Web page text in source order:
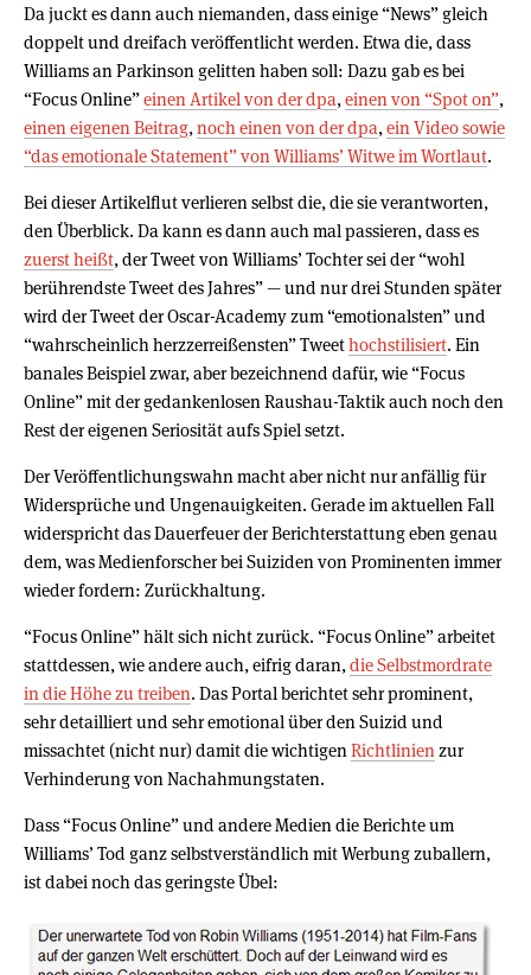
Da juckt es dann auch niemanden, dass einige “News” gleich
doppelt und dreifach veröffentlicht werden. Etwa die, dass
Williams an Parkinson gelitten haben soll: Dazu gab es bei
“Focus Online”einen Artikel von der dpa, einen von “Spot on”,
einen eigenen Beitrag, noch einen von der dpa, ein Video sowie
“das emotionale Statement” von Williams’ Witwe im Wortlaut.
Bei dieser Artikelflut verlieren selbst die, die sie verantworten,
den Überblick. Da kann es dann auch mal passieren, dass es
zuerst heißt, der Tweet von Williams’ Tochter sei der “wohl
berührendste Tweet des Jahres” — und nur drei Stunden später
wird der Tweet der Oscar-Academy zum “emotionalsten” und
“wahrscheinlich herzzerreißensten” Tweethochstilisiert. Ein
banales Beispiel zwar, aber bezeichnend dafür, wie “Focus
Online” mit der gedankenlosen Raushau-Taktik auch noch den
Rest der eigenen Seriosität aufs Spiel setzt.
Der Veröffentlichungswahn macht aber nicht nur anfällig für
Widersprüche und Ungenauigkeiten. Gerade im aktuellen Fall
widerspricht das Dauerfeuer der Berichterstattung eben genau
dem, was Medienforscher bei Suiziden von Prominenten immer
wieder fordern: Zurückhaltung.
“Focus Online” hält sich nicht zurück. “Focus Online” arbeitet
stattdessen, wie andere auch, eifrig daran, die Selbstmordrate
in die Höhe zu treiben. Das Portal berichtet sehr prominent,
sehr detailliert und sehr emotional über den Suizid und
missachtet (nicht nur) damit die wichtigen Richtlinien zur
Verhinderung von Nachahmungstaten.
Dass “Focus Online” und andere Medien die Berichte um
Williams’ Tod ganz selbstverständlich mit Werbung zuballern,
ist dabei noch das geringste Übel: